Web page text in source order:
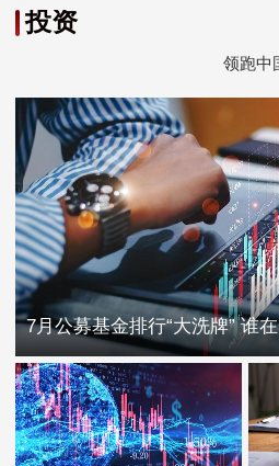
投资
领跑中
7月公募基金排行“大洗牌” 谁